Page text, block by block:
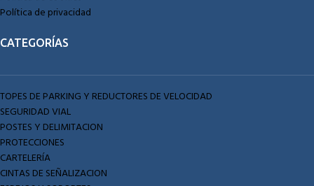
Política de privacidad
CATEGORÍAS
TOPES DE PARKING Y REDUCTORES DE VELOCIDAD
SEGURIDAD VIAL
POSTES Y DELIMITACION
PROTECCIONES
CARTELERÍA
CINTAS DE SEÑALIZACION